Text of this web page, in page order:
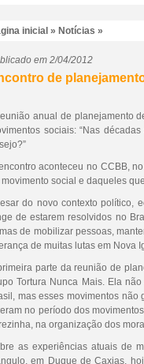
inicial » Notícias »
em 2/04/2012
de
anual de planejamento
sociais: “Nas
aconteceu no CCBB,
social e daqueles
do novo contexto político,
de estarem resolvidos no
de mobilizar pessoas,
de muitas lutas em Nova
parte da reunião de
Tortura Nunca Mais. Ela
mas esses movimentos
no período dos
na organização dos
as experiências atuais de
em Duque de Caxias,